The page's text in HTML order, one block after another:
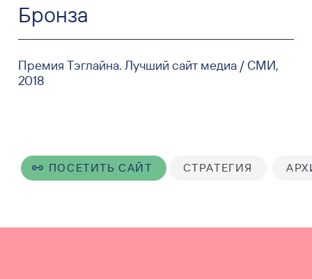
Бронза
Премия Тэглайна. Лучший сайт медиа / СМИ,
2018
ПОСЕТИТЬ САЙТ СТРАТЕГИЯ